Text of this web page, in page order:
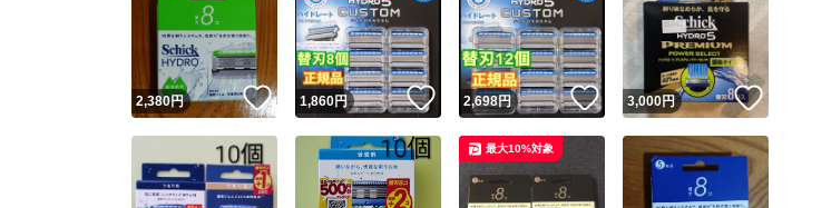
2,380円 いいね！
1,860円 いいね！
2,698円 いいね！
3,000円 いいね！
最大10%対象